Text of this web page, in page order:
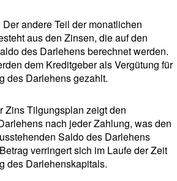
Der andere Teil der monatlichen
aus den Zinsen, die auf den
des Darlehens berechnet werden.
dem Kreditgeber als Vergütung für
des Darlehens gezahlt.
Zins Tilgungsplan zeigt den
nach jeder Zahlung, was den
Saldo des Darlehens
verringert sich im Laufe der Zeit
des Darlehenskapitals.